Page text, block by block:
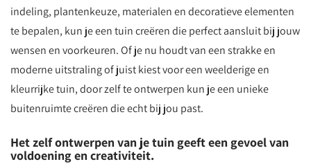
indeling, plantenkeuze, materialen en decoratieve elementen
te bepalen, kun je een tuin creëren die perfect aansluit bij jouw
wensen en voorkeuren. Of je nu houdt van een strakke en
moderne uitstraling of juist kiest voor een weelderige en
kleurrijke tuin, door zelf te ontwerpen kun je een unieke
buitenruimte creëren die echt bij jou past.
Het zelf ontwerpen van je tuin geeft een gevoel van
voldoening en creativiteit.